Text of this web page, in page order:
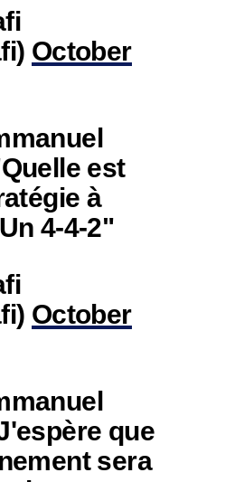
October
est
à
4-4-2"
October
que
sera